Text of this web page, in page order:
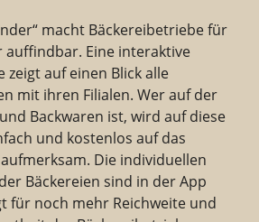
macht Bäckereibetriebe für
auffindbar. Eine interaktive
zeigt auf einen Blick alle
mit ihren Filialen. Wer auf der
Backwaren ist, wird auf diese
und kostenlos auf das
Die individuellen
Bäckereien sind in der App
für noch mehr Reichweite und